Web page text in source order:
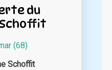
du
(68)
Schoffit